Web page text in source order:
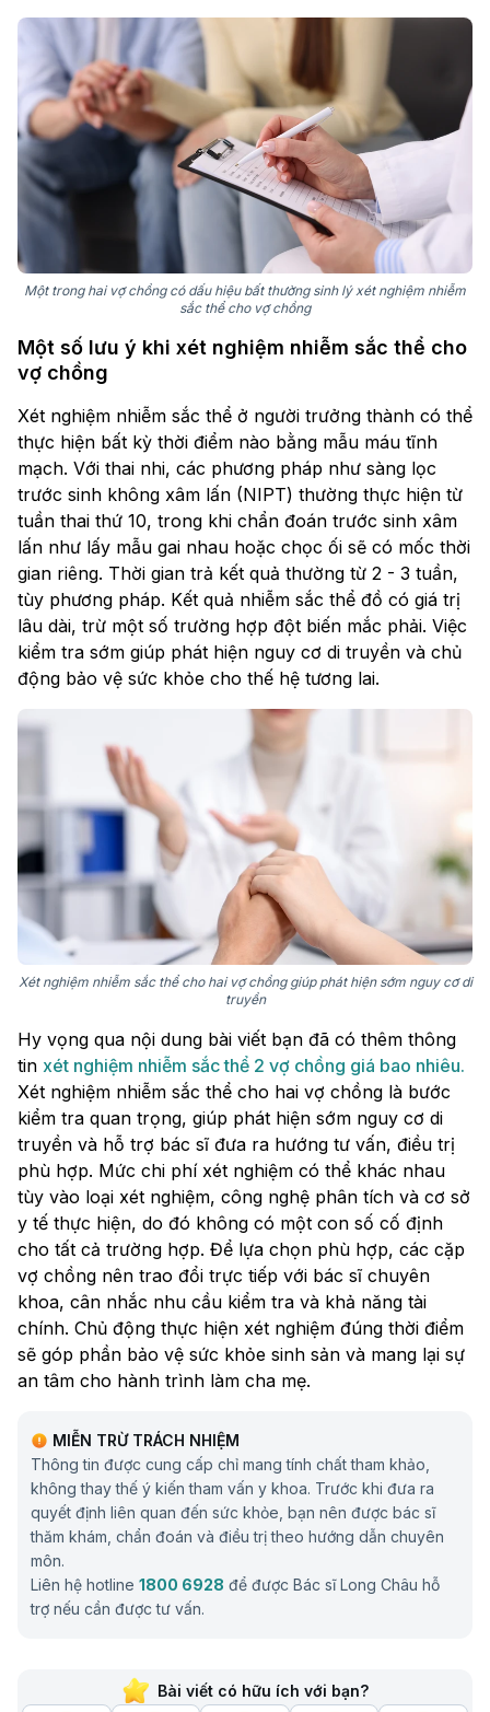
Một trong hai vợ chồng có dấu hiệu bất thường sinh lý xét nghiệm nhiễm
sắc thể cho vợ chồng
Một số lưu ý khi xét nghiệm nhiễm sắc thể cho
vợ chồng
Xét nghiệm nhiễm sắc thể ở người trưởng thành có thể
thực hiện bất kỳ thời điểm nào bằng mẫu máu tĩnh
mạch. Với thai nhi, các phương pháp như sàng lọc
trước sinh không xâm lấn (NIPT) thường thực hiện từ
tuần thai thứ 10, trong khi chẩn đoán trước sinh xâm
lấn như lấy mẫu gai nhau hoặc chọc ối sẽ có mốc thời
gian riêng. Thời gian trả kết quả thường từ 2 - 3 tuần,
tùy phương pháp. Kết quả nhiễm sắc thể đồ có giá trị
lâu dài, trừ một số trường hợp đột biến mắc phải. Việc
kiểm tra sớm giúp phát hiện nguy cơ di truyền và chủ
động bảo vệ sức khỏe cho thế hệ tương lai.
Xét nghiệm nhiễm sắc thể cho hai vợ chồng giúp phát hiện sớm nguy cơ di
truyền
Hy vọng qua nội dung bài viết bạn đã có thêm thông
tin xét nghiệm nhiễm sắc thể 2 vợ chồng giá bao nhiêu.
Xét nghiệm nhiễm sắc thể cho hai vợ chồng là bước
kiểm tra quan trọng, giúp phát hiện sớm nguy cơ di
truyền và hỗ trợ bác sĩ đưa ra hướng tư vấn, điều trị
phù hợp. Mức chi phí xét nghiệm có thể khác nhau
tùy vào loại xét nghiệm, công nghệ phân tích và cơ sở
y tế thực hiện, do đó không có một con số cố định
cho tất cả trường hợp. Để lựa chọn phù hợp, các cặp
vợ chồng nên trao đổi trực tiếp với bác sĩ chuyên
khoa, cân nhắc nhu cầu kiểm tra và khả năng tài
chính. Chủ động thực hiện xét nghiệm đúng thời điểm
sẽ góp phần bảo vệ sức khỏe sinh sản và mang lại sự
an tâm cho hành trình làm cha mẹ.
MIỄN TRỪ TRÁCH NHIỆM
Thông tin được cung cấp chỉ mang tính chất tham khảo,
không thay thế ý kiến tham vấn y khoa. Trước khi đưa ra
quyết định liên quan đến sức khỏe, bạn nên được bác sĩ
thăm khám, chẩn đoán và điều trị theo hướng dẫn chuyên
môn.
Liên hệ hotline 1800 6928 để được Bác sĩ Long Châu hỗ
trợ nếu cần được tư vấn.
Bài viết có hữu ích với bạn?